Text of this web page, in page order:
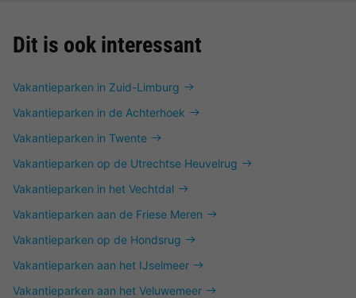
Dit is ook interessant
Vakantieparken in Zuid-Limburg
Vakantieparken in de Achterhoek
Vakantieparken in Twente
Vakantieparken op de Utrechtse Heuvelrug
Vakantieparken in het Vechtdal
Vakantieparken aan de Friese Meren
Vakantieparken op de Hondsrug
Vakantieparken aan het IJselmeer
Vakantieparken aan het Veluwemeer